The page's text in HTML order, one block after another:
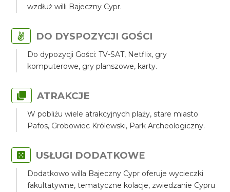
wzdłuż willi Bajeczny Cypr.
DO DYSPOZYCJI GOŚCI
Do dypozycji Gości: TV-SAT, Netflix, gry
komputerowe, gry planszowe, karty.
ATRAKCJE
W pobliżu wiele atrakcyjnych plaży, stare miasto
Pafos, Grobowiec Królewski, Park Archeologiczny.
USŁUGI DODATKOWE
Dodatkowo willa Bajeczny Cypr oferuje wycieczki
fakultatywne, tematyczne kolacje, zwiedzanie Cypru